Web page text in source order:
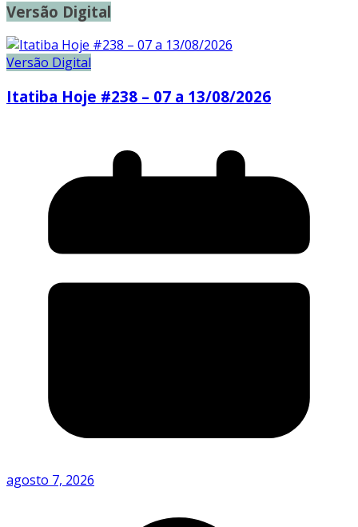
Versão Digital
Versão Digital
Itatiba Hoje #238 – 07 a 13/08/2026
agosto 7, 2026